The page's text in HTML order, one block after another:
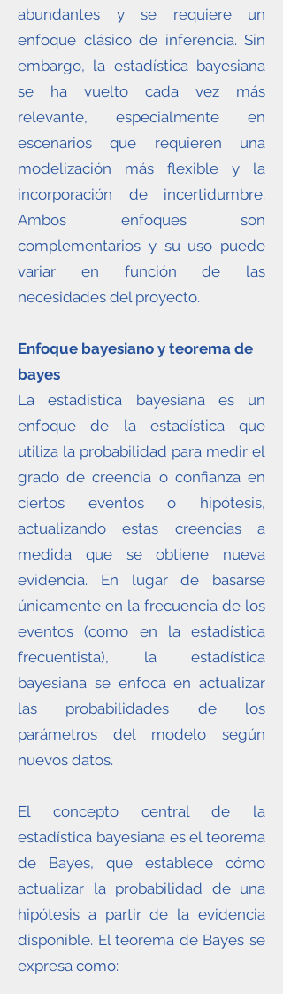
abundantes y se requiere un
enfoque clásico de inferencia. Sin
embargo, la estadística bayesiana
se ha vuelto cada vez más
relevante, especialmente en
escenarios que requieren una
modelización más flexible y la
incorporación de incertidumbre.
Ambos enfoques son
complementarios y su uso puede
variar en función de las
necesidades del proyecto.
Enfoque bayesiano y teorema de
bayes
La estadística bayesiana es un
enfoque de la estadística que
utiliza la probabilidad para medir el
grado de creencia o confianza en
ciertos eventos o hipótesis,
actualizando estas creencias a
medida que se obtiene nueva
evidencia. En lugar de basarse
únicamente en la frecuencia de los
eventos (como en la estadística
frecuentista), la estadística
bayesiana se enfoca en actualizar
las probabilidades de los
parámetros del modelo según
nuevos datos.
El concepto central de la
estadística bayesiana es el teorema
de Bayes, que establece cómo
actualizar la probabilidad de una
hipótesis a partir de la evidencia
disponible. El teorema de Bayes se
expresa como: